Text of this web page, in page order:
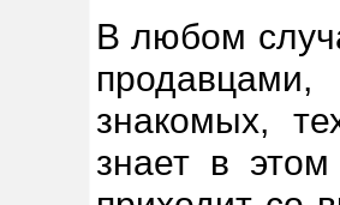
В любом
знакомых,
знает в